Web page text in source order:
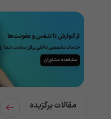
مقالات برگزیده